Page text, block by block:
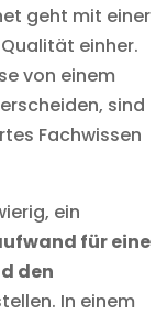
geht mit einer
einher.
von einem
sind
Fachwissen
ein
für eine
den
In einem